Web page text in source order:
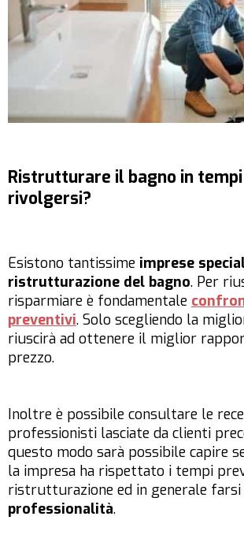
Ristrutturare il bagno in tempi
rivolgersi?
Esistono tantissime imprese
ristrutturazione del bagno. Per
risparmiare è fondamentale
preventivi. Solo scegliendo la
riuscirà ad ottenere il miglior
prezzo.
Inoltre è possibile consultare le
professionisti lasciate da clienti
questo modo sarà possibile capire
la impresa ha rispettato i tempi
ristrutturazione ed in generale farsi
professionalità.